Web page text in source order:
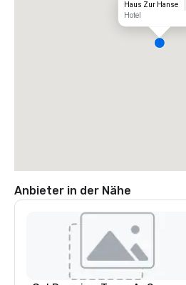
Haus Zur Hanse
Hotel
Anbieter in der Nähe